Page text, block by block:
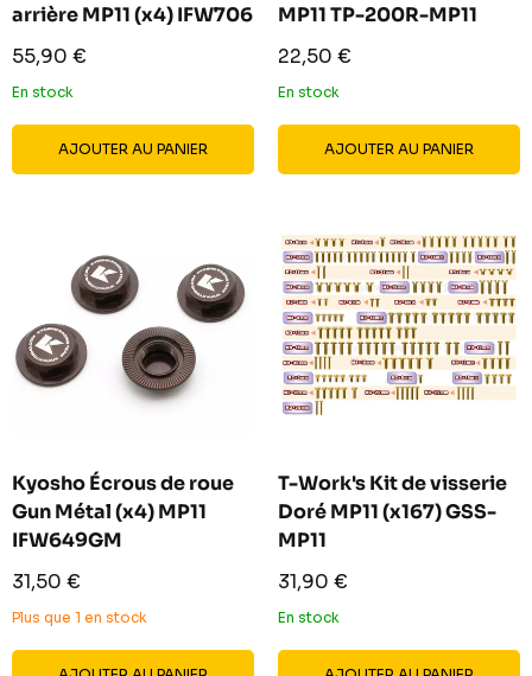
arrière MP11 (x4) IFW706
Prix
réduit
55,90 €
En stock
AJOUTER AU PANIER
MP11 TP-200R-MP11
Prix
réduit
22,50 €
En stock
AJOUTER AU PANIER
Kyosho Écrous de roue
Gun Métal (x4) MP11
IFW649GM
Prix
réduit
31,50 €
Plus que 1 en stock
T-Work's Kit de visserie
Doré MP11 (x167) GSS-
MP11
Prix
réduit
31,90 €
En stock